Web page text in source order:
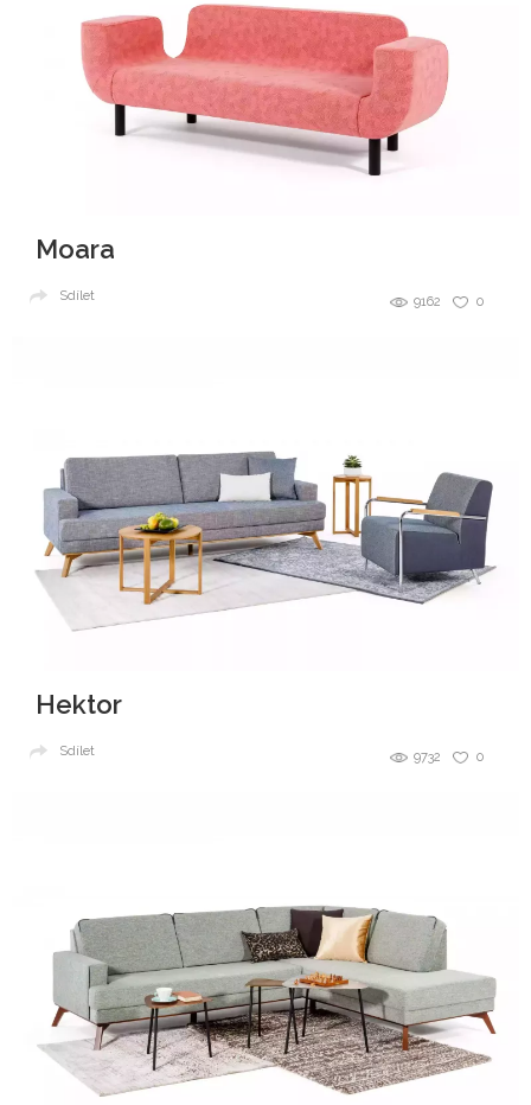
Moara
0
9162
Sdílet
Hektor
0
9732
Sdílet